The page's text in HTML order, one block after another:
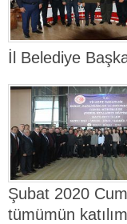
İl Belediye
Şubat 2020
tümümün